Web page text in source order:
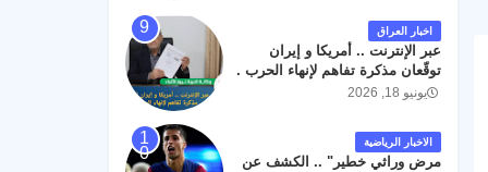
اخبار العراق
عبر الإنترنت .. أمريكا و إيران
توقّعان مذكرة تفاهم لإنهاء الحرب .
يونيو 18, 2026
الاخبار الرياضية
مرض وراثي خطير" .. الكشف عن